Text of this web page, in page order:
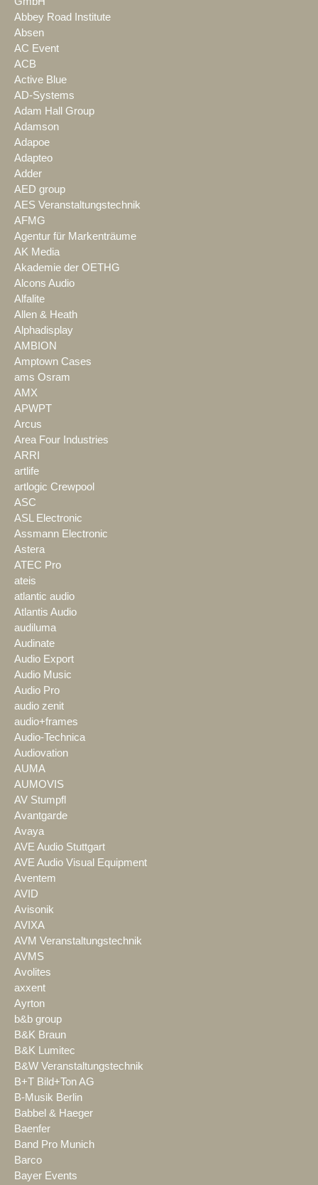
Abbey Road Institute
Absen
AC Event
ACB
Active Blue
AD-Systems
Adam Hall Group
Adamson
Adapoe
Adapteo
Adder
AED group
AES Veranstaltungstechnik
AFMG
Agentur für Markenträume
AK Media
Akademie der OETHG
Alcons Audio
Alfalite
Allen & Heath
Alphadisplay
AMBION
Amptown Cases
ams Osram
AMX
APWPT
Arcus
Area Four Industries
ARRI
artlife
artlogic Crewpool
ASC
ASL Electronic
Assmann Electronic
Astera
ATEC Pro
ateis
atlantic audio
Atlantis Audio
audiluma
Audinate
Audio Export
Audio Music
Audio Pro
audio zenit
audio+frames
Audio-Technica
Audiovation
AUMA
AUMOVIS
AV Stumpfl
Avantgarde
Avaya
AVE Audio Stuttgart
AVE Audio Visual Equipment
Aventem
AVID
Avisonik
AVIXA
AVM Veranstaltungstechnik
AVMS
Avolites
axxent
Ayrton
b&b group
B&K Braun
B&K Lumitec
B&W Veranstaltungstechnik
B+T Bild+Ton AG
B-Musik Berlin
Babbel & Haeger
Baenfer
Band Pro Munich
Barco
Bayer Events